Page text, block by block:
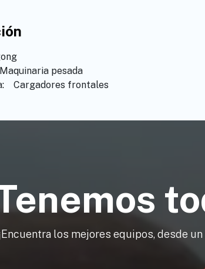
pesada
​Cargadores frontales
los mejores equipos, desde